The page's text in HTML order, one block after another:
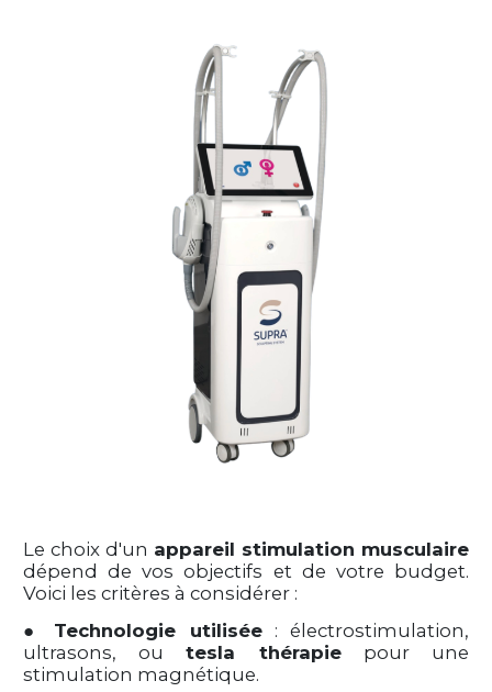
Le choix d'un appareil stimulation musculaire
dépend de vos objectifs et de votre budget.
Voici les critères à considérer :
● Technologie utilisée: électrostimulation,
ultrasons, outesla thérapiepour une
stimulation magnétique.